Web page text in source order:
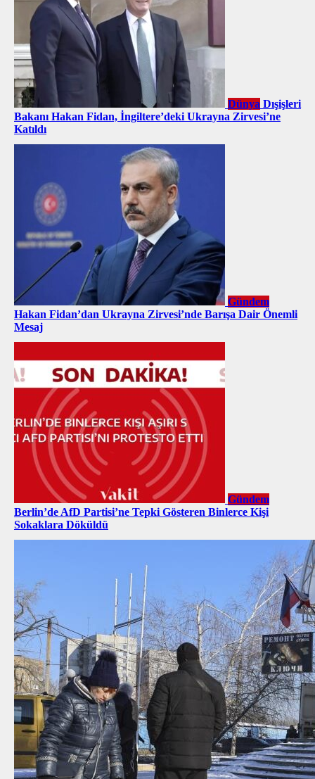
Dünya Dışişleri
Bakanı Hakan Fidan, İngiltere’deki Ukrayna Zirvesi’ne
Katıldı
Gündem
Hakan Fidan’dan Ukrayna Zirvesi’nde Barışa Dair Önemli
Mesaj
Gündem
Berlin’de AfD Partisi’ne Tepki Gösteren Binlerce Kişi
Sokaklara Döküldü